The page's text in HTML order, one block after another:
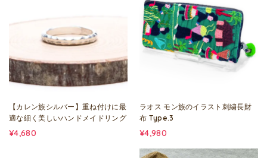
【カレン族シルバー】重ね付けに最
適な細く美しいハンドメイドリング
¥4,680
ラオス モン族のイラスト刺繍長財
布 Type.3
¥4,980